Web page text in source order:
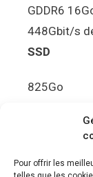
Pour offrir les
GDDR6
448Gbit/s
SSD
825Go
5.5Gbit/s
Disque de
Ultra HD